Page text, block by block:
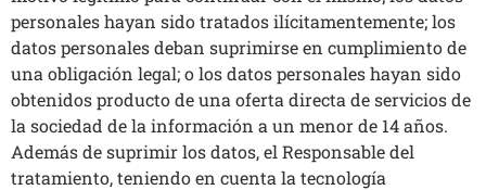
personales hayan sido tratados ilícitamentemente; los
datos personales deban suprimirse en cumplimiento de
una obligación legal; o los datos personales hayan sido
obtenidos producto de una oferta directa de servicios de
la sociedad de la información a un menor de 14 años.
Además de suprimir los datos, el Responsable del
tratamiento, teniendo en cuenta la tecnología